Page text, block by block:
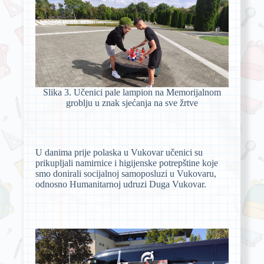
Slika 3. Učenici pale lampion na Memorijalnom
groblju u znak sjećanja na sve žrtve
U danima prije polaska u Vukovar učenici su
prikupljali namirnice i higijenske potrepštine koje
smo donirali socijalnoj samoposluzi u Vukovaru,
odnosno Humanitarnoj udruzi Duga Vukovar.